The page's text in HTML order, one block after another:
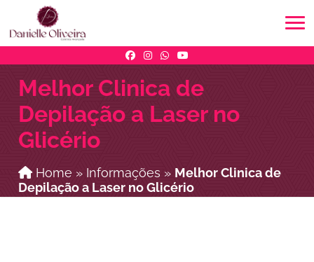
Melhor Clinica de
Depilação a Laser no
Glicério
Home » Informações » Melhor Clinica de
Depilação a Laser no Glicério